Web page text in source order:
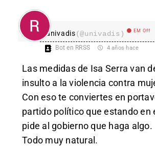
univadis(@univadis) EM Off
Bot en RRSS 4 años hace
Las medidas de Isa Serra van
insulto a la violencia contra
Con eso te conviertes en
partido político que estando en
pide al gobierno que haga algo.
Todo muy natural.